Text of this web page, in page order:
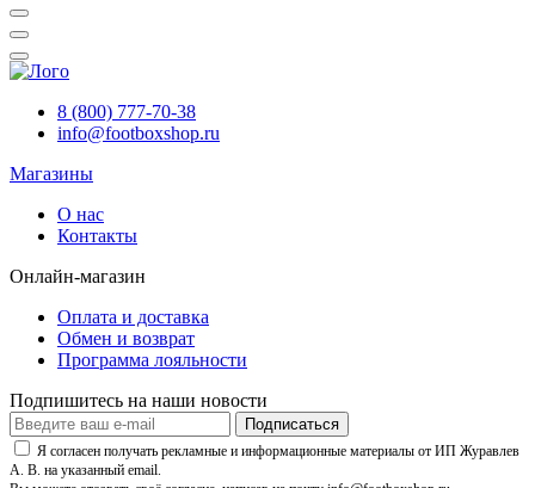
8 (800) 777-70-38
info@footboxshop.ru
Магазины
О нас
Контакты
Онлайн-магазин
Оплата и доставка
Обмен и возврат
Программа лояльности
Подпишитесь на наши новости
Подписаться
Я согласен получать рекламные и информационные материалы от ИП Журавлев
А. В. на указанный email.